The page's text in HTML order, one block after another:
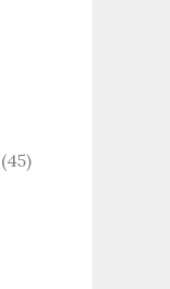
(45)